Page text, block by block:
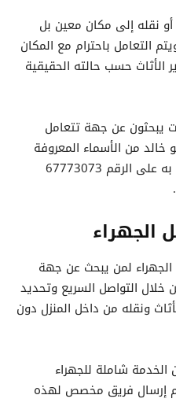
أو نقله إلى مكان معين بل
التعامل باحترام مع المكان
حسب حالته الحقيقية
يبحثون عن جهة تتعامل
من الأسماء المعروفة
في هذا المجال ويكفي الاتصال به على الرقم 67773073
الجهراء
لمن يبحث عن جهة
التواصل السريع وتحديد
ونقله من داخل المنزل دون
شاملة للجهراء
إرسال فريق مخصص لهذه